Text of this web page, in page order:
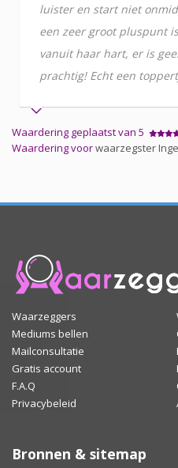
luister en start niet
een zeer groot pluspunt
vanuit haar hart, er is
prachtig! Echt een
Waardering geplaatst van 5
Waardering voorwaarzegster Inge
Waarzeggers
Mediums bellen
Mailconsultatie
Gratis account
F.A.Q
Privacybeleid
Bronnen & sitemap